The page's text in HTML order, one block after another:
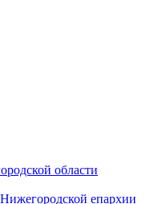
области
епархии